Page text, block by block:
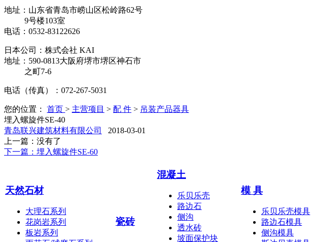
地址：山东省青岛市崂山区松岭路62号
9号楼103室
电话：0532-83122626
日本公司： 株式会社 KAI
地址：590-0813大阪府堺市堺区神石市
之町7-6
电话（传真）：072-267-5031
您的位置： 首页 > 主营项目 > 配 件 > 吊装产品器具
埋入螺旋件SE-40
青岛联兴建筑材料有限公司
2018-03-01
上一篇：没有了
下一篇：埋入螺旋件SE-60
天然石材
大理石系列
花岗岩系列
板岩系列
瓷砖
混凝土
乐贝乐壳
路边石
侧沟
透水砖
坡面保护块
模 具
乐贝乐壳模具
路边石模具
侧沟模具